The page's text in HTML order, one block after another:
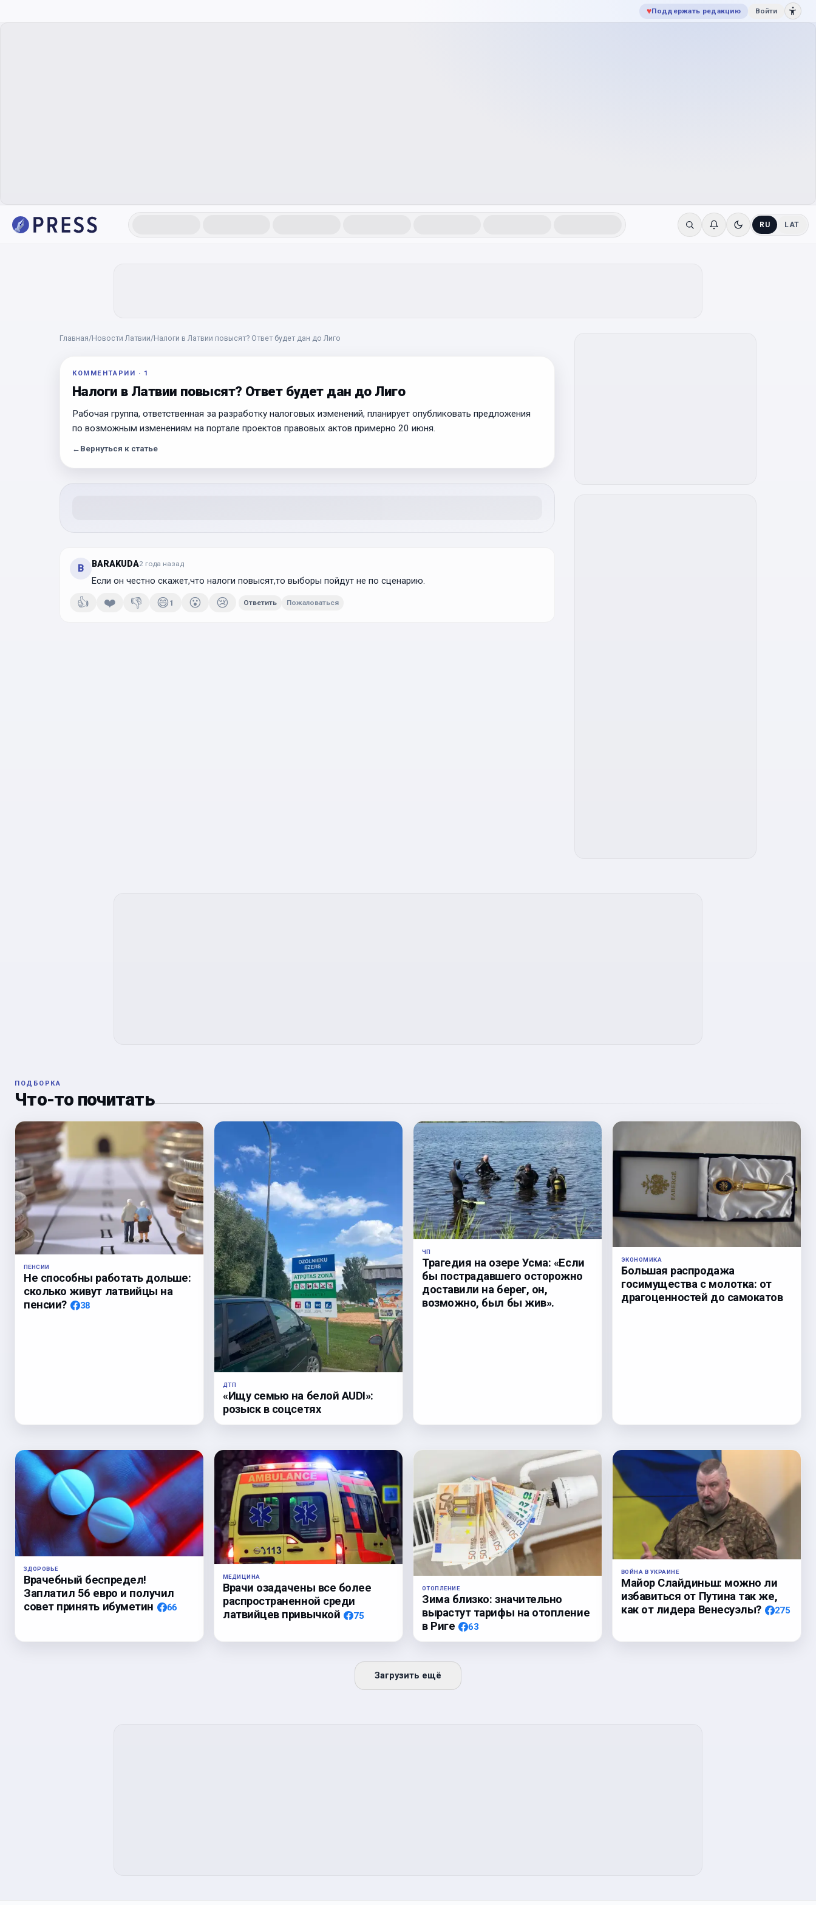
♥Поддержать редакцию Войти
RU LAT
Главная/Новости Латвии/Налоги в Латвии повысят? Ответ будет дан до Лиго
КОММЕНТАРИИ · 1
Налоги в Латвии повысят? Ответ будет дан до Лиго
Рабочая группа, ответственная за разработку налоговых изменений, планирует опубликовать предложения
по возможным изменениям на портале проектов правовых актов примерно 20 июня.
← Вернуться к статье
B BARAKUDA2 года назад
Если он честно скажет,что налоги повысят,то выборы пойдут не по сценарию.
👍 ❤️ 👎 😄 1 😮 😢 Ответить Пожаловаться
ПОДБОРКА
Что-то почитать
ПЕНСИИ
Не способны работать дольше:
сколько живут латвийцы на
пенсии?
38
ДТП
«Ищу семью на белой AUDI»:
розыск в соцсетях
ЧП
Трагедия на озере Усма: «Если
бы пострадавшего осторожно
доставили на берег, он,
возможно, был бы жив».
ЭКОНОМИКА
Большая распродажа
госимущества с молотка: от
драгоценностей до самокатов
ЗДОРОВЬЕ
Врачебный беспредел!
Заплатил 56 евро и получил
совет принять ибуметин
66
МЕДИЦИНА
Врачи озадачены все более
распространенной среди
латвийцев привычкой
75
ОТОПЛЕНИЕ
Зима близко: значительно
вырастут тарифы на отопление
в Риге
63
ВОЙНА В УКРАИНЕ
Майор Слайдиньш: можно ли
избавиться от Путина так же,
как от лидера Венесуэлы?
275
Загрузить ещё